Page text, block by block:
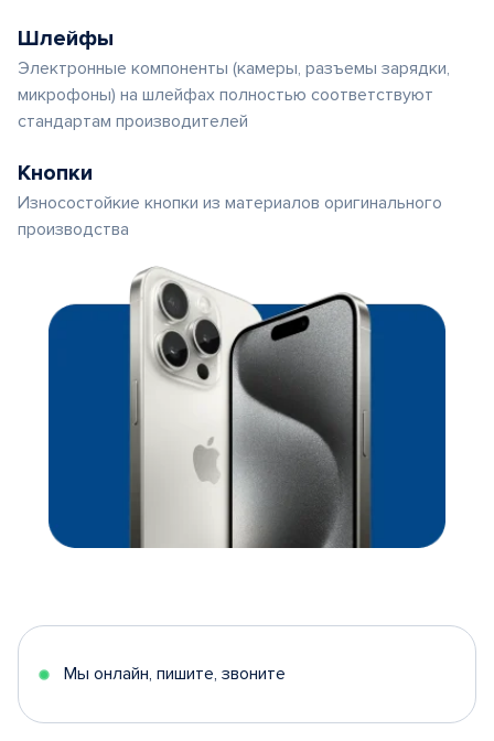
Шлейфы
Электронные компоненты (камеры, разъемы зарядки,
микрофоны) на шлейфах полностью соответствуют
стандартам производителей
Кнопки
Износостойкие кнопки из материалов оригинального
производства
Мы онлайн, пишите, звоните